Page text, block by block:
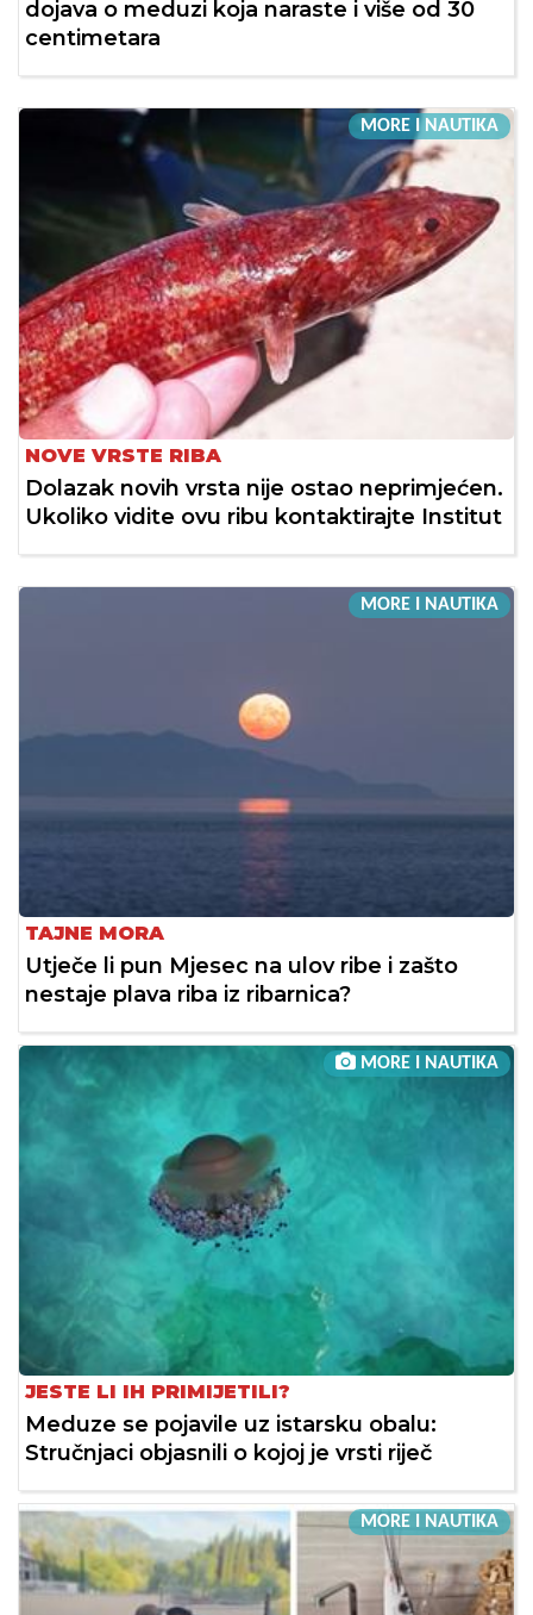
dojava o meduzi koja naraste i više od 30
centimetara
MORE I NAUTIKA
NOVE VRSTE RIBA
Dolazak novih vrsta nije ostao neprimjećen.
Ukoliko vidite ovu ribu kontaktirajte Institut
MORE I NAUTIKA
TAJNE MORA
Utječe li pun Mjesec na ulov ribe i zašto
nestaje plava riba iz ribarnica?
MORE I NAUTIKA
JESTE LI IH PRIMIJETILI?
Meduze se pojavile uz istarsku obalu:
Stručnjaci objasnili o kojoj je vrsti riječ
MORE I NAUTIKA